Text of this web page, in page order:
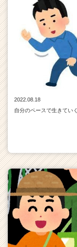
2022.08.18
自分のペースで生きていく